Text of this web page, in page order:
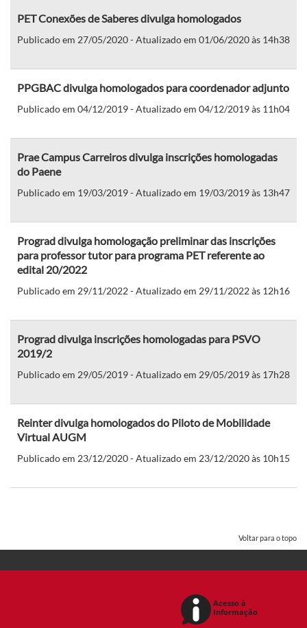
PET Conexões de Saberes divulga homologados
Publicado em 27/05/2020 - Atualizado em 01/06/2020 às 14h38
PPGBAC divulga homologados para coordenador adjunto
Publicado em 04/12/2019 - Atualizado em 04/12/2019 às 11h04
Prae Campus Carreiros divulga inscrições homologadas
do Paene
Publicado em 19/03/2019 - Atualizado em 19/03/2019 às 13h47
Prograd divulga homologação preliminar das inscrições
para professor tutor para programa PET referente ao
edital 20/2022
Publicado em 29/11/2022 - Atualizado em 29/11/2022 às 12h16
Prograd divulga inscrições homologadas para PSVO
2019/2
Publicado em 29/05/2019 - Atualizado em 29/05/2019 às 17h28
Reinter divulga homologados do Piloto de Mobilidade
Virtual AUGM
Publicado em 23/12/2020 - Atualizado em 23/12/2020 às 10h15
Voltar para o topo